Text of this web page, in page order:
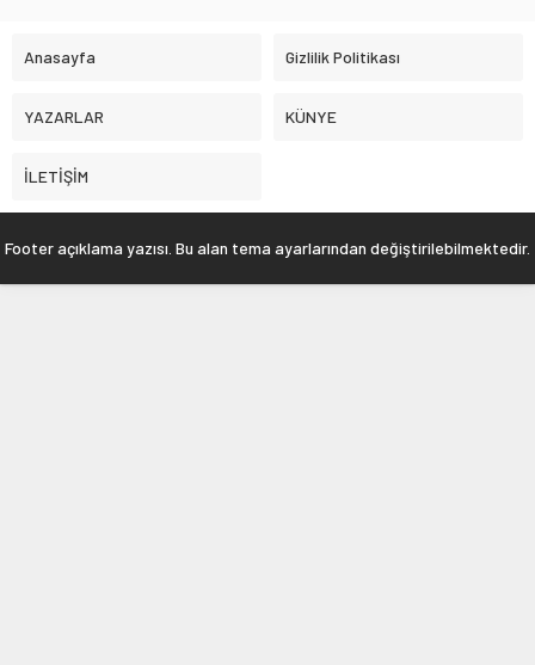
Anasayfa Gizlilik Politikası
YAZARLAR KÜNYE
İLETİŞİM
Footer açıklama yazısı. Bu alan tema ayarlarından değiştirilebilmektedir.